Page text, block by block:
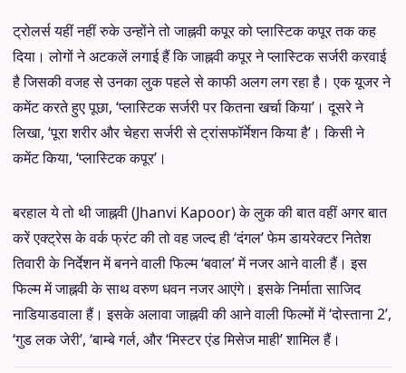
ट्रोलर्स यहीं नहीं रुके उन्होंने तो जाह्नवी कपूर को प्लास्टिक कपूर तक कह
दिया। लोगों ने अटकलें लगाई हैं कि जाह्नवी कपूर ने प्लास्टिक सर्जरी करवाई
है जिसकी वजह से उनका लुक पहले से काफी अलग लग रहा है। एक यूजर ने
कमेंट करते हुए पूछा, ‘प्लास्टिक सर्जरी पर कितना खर्चा किया’। दूसरे ने
लिखा, ‘पूरा शरीर और चेहरा सर्जरी से ट्रांसफॉर्मेशन किया है’। किसी ने
कमेंट किया, ‘प्लास्टिक कपूर’।
बरहाल ये तो थी जाह्नवी (Jhanvi Kapoor) के लुक की बात वहीं अगर बात
करें एक्ट्रेस के वर्क फ्रंट की तो वह जल्द ही ‘दंगल’ फेम डायरेक्टर नितेश
तिवारी के निर्देशन में बनने वाली फिल्म ‘बवाल’ में नजर आने वाली हैं। इस
फिल्म में जाह्नवी के साथ वरुण धवन नजर आएंगे। इसके निर्माता साजिद
नाडियाडवाला हैं। इसके अलावा जाह्नवी की आने वाली फिल्मों में ‘दोस्ताना 2’,
‘गुड लक जेरी’, ‘बाम्बे गर्ल, और ‘मिस्टर एंड मिसेज माही’ शामिल हैं।